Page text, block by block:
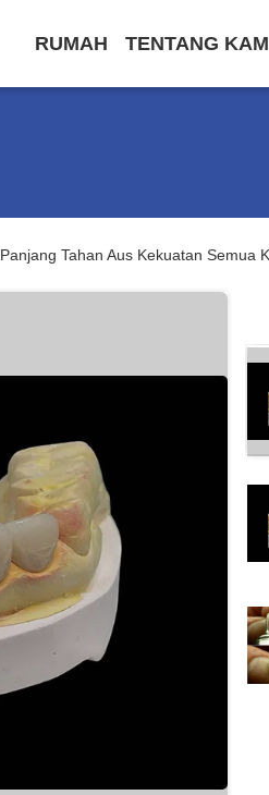
RUMAH TENTANG
Panjang Tahan Aus Kekuatan Semua